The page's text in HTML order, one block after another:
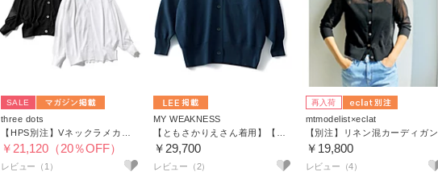
SALE
three dots
￥21,120（20％OFF）
レビュー（1）
MY WEAKNESS
￥29,700
レビュー（2）
再入荷
mtmodelist×eclat
【別注】リネン混カーディガン
￥19,800
レビュー（4）